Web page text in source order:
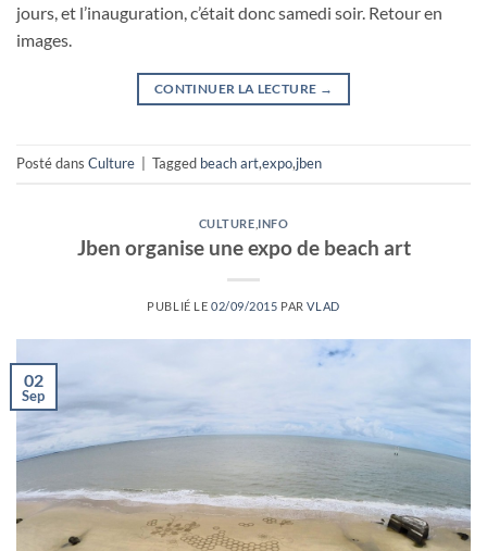
jours, et l’inauguration, c’était donc samedi soir. Retour en
images.
CONTINUER LA LECTURE →
Posté dans Culture Tagged beach art,expo,jben
CULTURE INFO
Jben organise une expo de beach art
PUBLIÉ LE 02/09/2015 PARVLAD
02
Sep